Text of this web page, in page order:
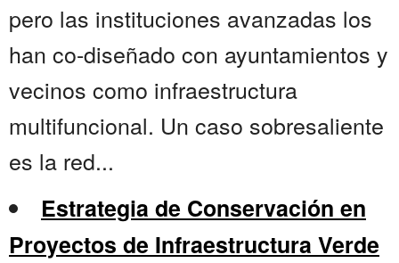
pero las instituciones avanzadas los
han co-diseñado con ayuntamientos y
vecinos como infraestructura
multifuncional. Un caso sobresaliente
es la red...
Estrategia de Conservación en
Proyectos de Infraestructura Verde